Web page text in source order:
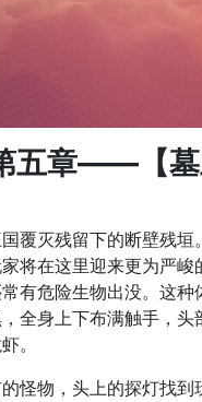
五章——【墓
覆灭残留下的断壁残垣
将在这里迎来更为严峻
有危险生物出没。这种
全身上下布满触手，头
。
怪物，头上的探灯找到